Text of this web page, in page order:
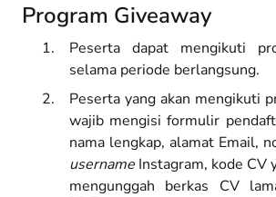
Program Giveaway
Peserta dapat mengikuti
selama periode berlangsung.
Peserta yang akan mengikuti
wajib mengisi formulir
nama lengkap, alamat Email,
username Instagram, kode CV
mengunggah berkas CV